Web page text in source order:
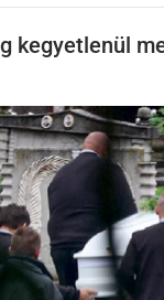
kegyetlenül